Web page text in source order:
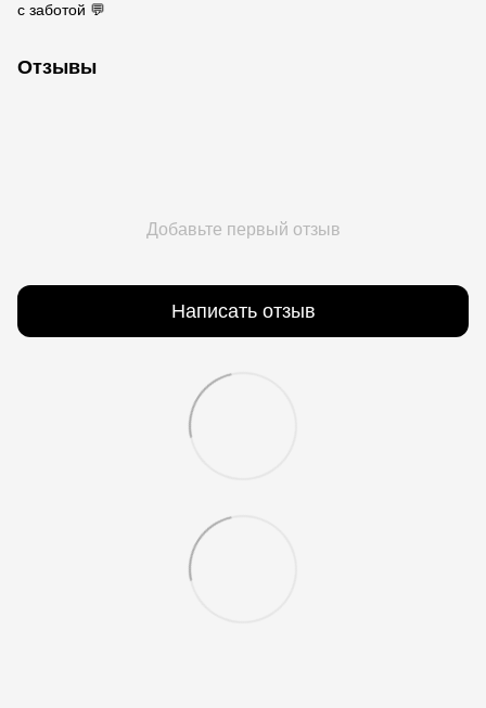
с заботой 💬
Отзывы
Добавьте первый отзыв
Написать отзыв